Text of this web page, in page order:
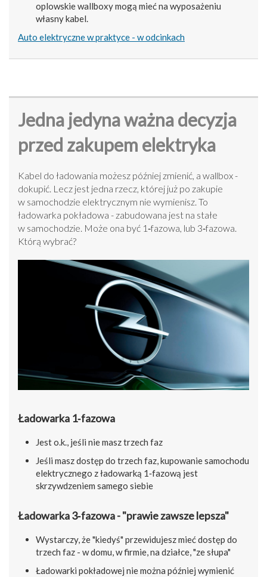
oplowskie wallboxy mogą mieć na wyposażeniu
własny kabel.
Auto elektryczne w praktyce - w odcinkach
Jedna jedyna ważna decyzja
przed zakupem elektryka
Kabel do ładowania możesz później zmienić, a wallbox -
dokupić. Lecz jest jedna rzecz, której już po zakupie
w samochodzie elektrycznym nie wymienisz. To
ładowarka pokładowa - zabudowana jest na stałe
w samochodzie. Może ona być 1‑fazowa, lub 3‑fazowa.
Którą wybrać?
Ładowarka 1‑fazowa
Jest o.k., jeśli nie masz trzech faz
Jeśli masz dostęp do trzech faz, kupowanie samochodu
elektrycznego z ładowarką 1‑fazową jest
skrzywdzeniem samego siebie
Ładowarka 3‑fazowa - "prawie zawsze lepsza"
Wystarczy, że "kiedyś" przewidujesz mieć dostęp do
trzech faz - w domu, w firmie, na działce, "ze słupa"
Ładowarki pokładowej nie można później wymienić